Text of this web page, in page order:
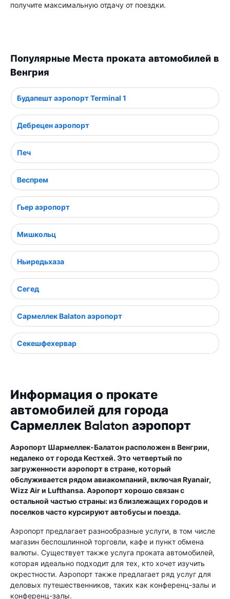
получите максимальную отдачу от поездки.
Популярные Места проката автомобилей в
Венгрия
Будапешт аэропорт Terminal 1
Дебрецен аэропорт
Печ
Веспрем
Гьер аэропорт
Мишкольц
Ньиредьхаза
Сегед
Сармеллек Balaton аэропорт
Секешфехервар
Информация о прокате
автомобилей для города
Сармеллек Balaton аэропорт
Аэропорт Шармеллек-Балатон расположен в Венгрии,
недалеко от города Кестхей. Это четвертый по
загруженности аэропорт в стране, который
обслуживается рядом авиакомпаний, включая Ryanair,
Wizz Air и Lufthansa. Аэропорт хорошо связан с
остальной частью страны: из близлежащих городов и
поселков часто курсируют автобусы и поезда.
Аэропорт предлагает разнообразные услуги, в том числе
магазин беспошлинной торговли, кафе и пункт обмена
валюты. Существует также услуга проката автомобилей,
которая идеально подходит для тех, кто хочет изучить
окрестности. Аэропорт также предлагает ряд услуг для
деловых путешественников, таких как конференц-залы и
конференц-залы.